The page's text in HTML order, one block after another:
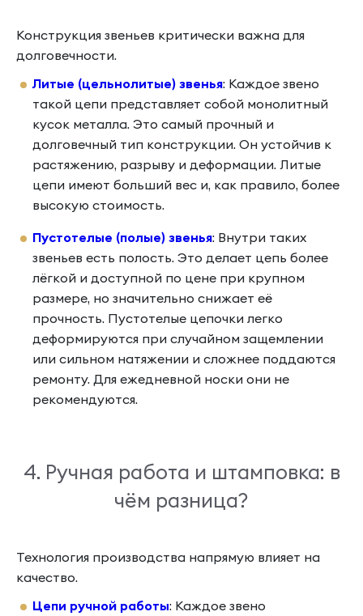
Конструкция звеньев критически важна для
долговечности.
Литые (цельнолитые) звенья: Каждое звено
такой цепи представляет собой монолитный
кусок металла. Это самый прочный и
долговечный тип конструкции. Он устойчив к
растяжению, разрыву и деформации. Литые
цепи имеют больший вес и, как правило, более
высокую стоимость.
Пустотелые (полые) звенья: Внутри таких
звеньев есть полость. Это делает цепь более
лёгкой и доступной по цене при крупном
размере, но значительно снижает её
прочность. Пустотелые цепочки легко
деформируются при случайном защемлении
или сильном натяжении и сложнее поддаются
ремонту. Для ежедневной носки они не
рекомендуются.
4. Ручная работа и штамповка: в
чём разница?
Технология производства напрямую влияет на
качество.
Цепи ручной работы: Каждое звено